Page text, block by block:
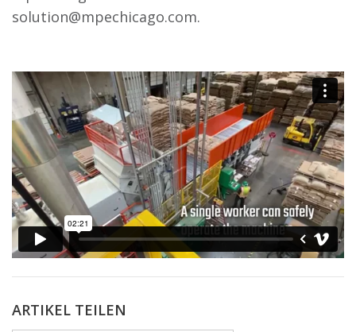
solution@mpechicago.com.
ARTIKEL TEILEN